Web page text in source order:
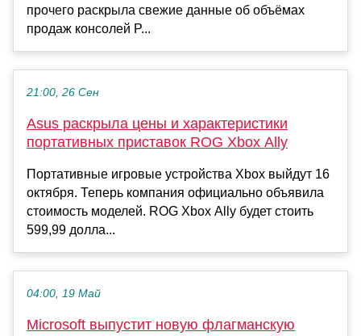
прочего раскрыла свежие данные об объёмах
продаж консолей P...
21:00, 26 Сен
Asus раскрыла цены и характеристики
портативных приставок ROG Xbox Ally
Портативные игровые устройства Xbox выйдут 16
октября. Теперь компания официально объявила
стоимость моделей. ROG Xbox Ally будет стоить
599,99 долла...
04:00, 19 Май
Microsoft выпустит новую флагманскую